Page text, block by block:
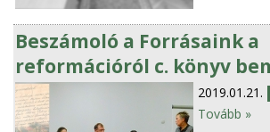
Beszámoló a Forrásaink a
reformációról c. könyv
2019.01.21.
Tovább »